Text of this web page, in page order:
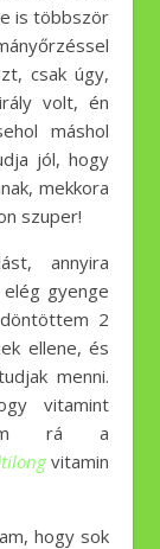
is többször
csak úgy,
volt, én
máshol
jól, hogy
mekkora
szuper!
annyira
gyenge
2
ellene, és
menni.
vitamint
rá a
vitamin
hogy sok